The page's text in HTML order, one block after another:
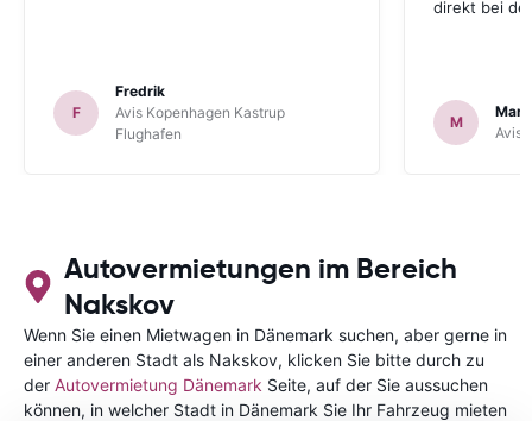
F
Fredrik
Avis Kopenhagen Kastrup
Flughafen
direkt bei
M
Avis
Autovermietungen im Bereich
Nakskov
Wenn Sie einen Mietwagen in Dänemark suchen, aber gerne in
einer anderen Stadt als Nakskov, klicken Sie bitte durch zu
der Autovermietung Dänemark Seite, auf der Sie aussuchen
können, in welcher Stadt in Dänemark Sie Ihr Fahrzeug mieten